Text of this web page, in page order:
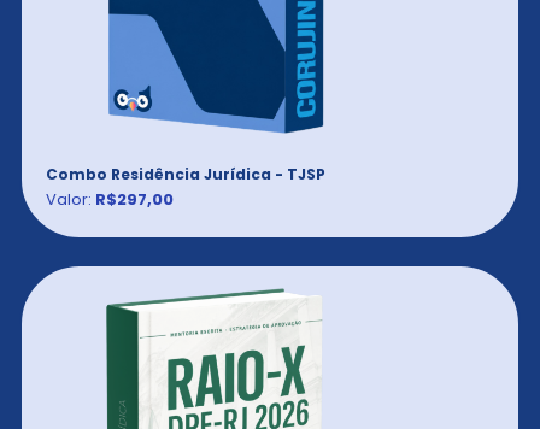
Combo Residência Jurídica - TJSP
Valor: R$297,00